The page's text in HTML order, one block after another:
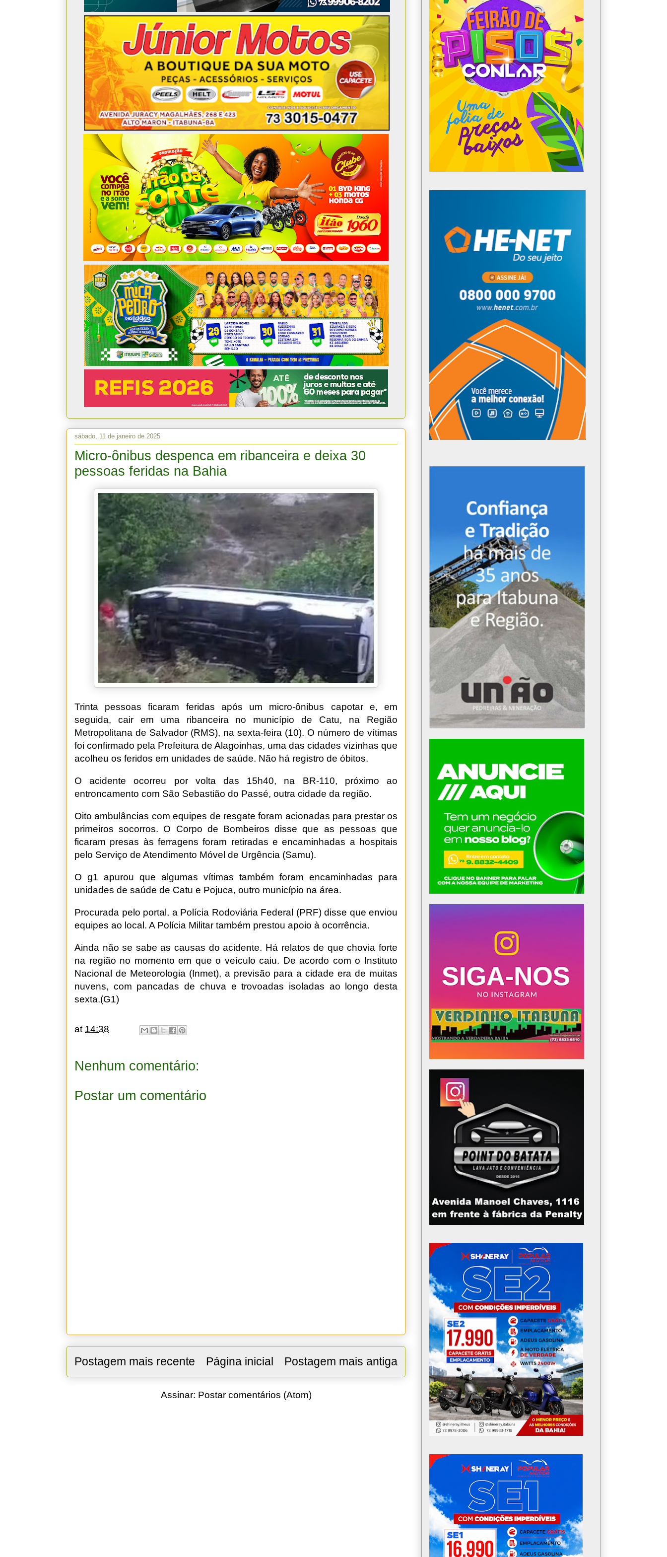
sábado, 11 de janeiro de 2025
Micro-ônibus despenca em ribanceira e deixa 30
pessoas feridas na Bahia
Trinta pessoas ficaram feridas após um micro-ônibus capotar e, em
seguida, cair em uma ribanceira no município de Catu, na Região
Metropolitana de Salvador (RMS), na sexta-feira (10). O número de vítimas
foi confirmado pela Prefeitura de Alagoinhas, uma das cidades vizinhas que
acolheu os feridos em unidades de saúde. Não há registro de óbitos.
O acidente ocorreu por volta das 15h40, na BR-110, próximo ao
entroncamento com São Sebastião do Passé, outra cidade da região.
Oito ambulâncias com equipes de resgate foram acionadas para prestar os
primeiros socorros. O Corpo de Bombeiros disse que as pessoas que
ficaram presas às ferragens foram retiradas e encaminhadas a hospitais
pelo Serviço de Atendimento Móvel de Urgência (Samu).
O g1 apurou que algumas vítimas também foram encaminhadas para
unidades de saúde de Catu e Pojuca, outro município na área.
Procurada pelo portal, a Polícia Rodoviária Federal (PRF) disse que enviou
equipes ao local. A Polícia Militar também prestou apoio à ocorrência.
Ainda não se sabe as causas do acidente. Há relatos de que chovia forte
na região no momento em que o veículo caiu. De acordo com o Instituto
Nacional de Meteorologia (Inmet), a previsão para a cidade era de muitas
nuvens, com pancadas de chuva e trovoadas isoladas ao longo desta
sexta.(G1)
at 14:38
Nenhum comentário:
Postar um comentário
Postagem mais recente Postagem mais antiga
Página inicial
Assinar: Postar comentários (Atom)